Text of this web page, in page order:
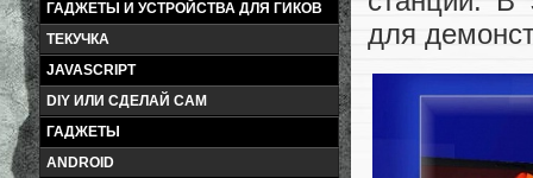
ГАДЖЕТЫ И УСТРОЙСТВА ДЛЯ ГИКОВ
ТЕКУЧКА
JAVASCRIPT
DIY ИЛИ СДЕЛАЙ САМ
ГАДЖЕТЫ
ANDROID
для